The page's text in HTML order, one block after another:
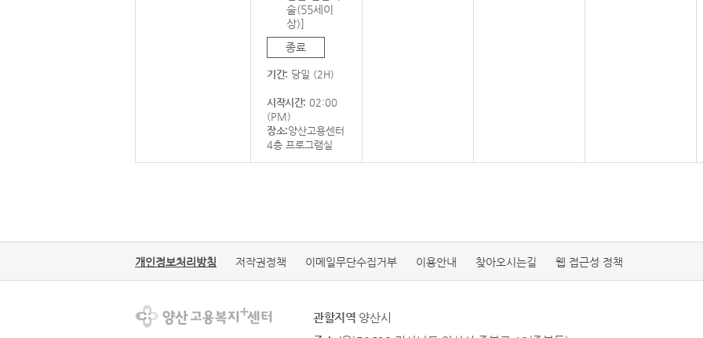
술(55세이
상)]
종료
기간: 당일 (2H)
시작시간: 02:00
(PM)
장소:양산고용센터
4층 프로그램실
개인정보처리방침 저작권정책 이메일무단수집거부 이용안내 찾아오시는길 웹 접근성 정책
관할지역 양산시